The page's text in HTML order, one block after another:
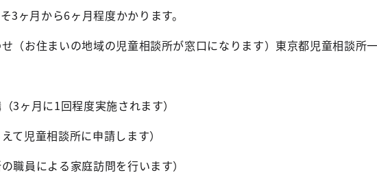
3ヶ月から6ヶ月程度かかります。
（お住まいの地域の児童相談所が窓口になります）東京都児童相談所
3ヶ月に1回程度実施されます）
て児童相談所に申請します）
職員による家庭訪問を行います）